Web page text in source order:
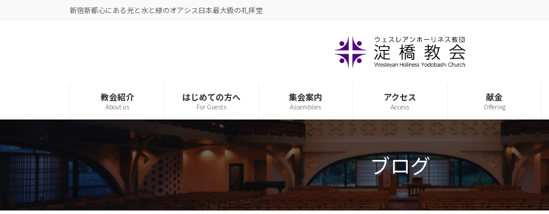
プ
動
新宿新都心にある光と水と緑のオアシス日本最大級の礼拝堂
教会紹介
About us
はじめての方へ
For Guests
集会案内
Assemblies
アクセス
Access
献金
Offering
ブログ